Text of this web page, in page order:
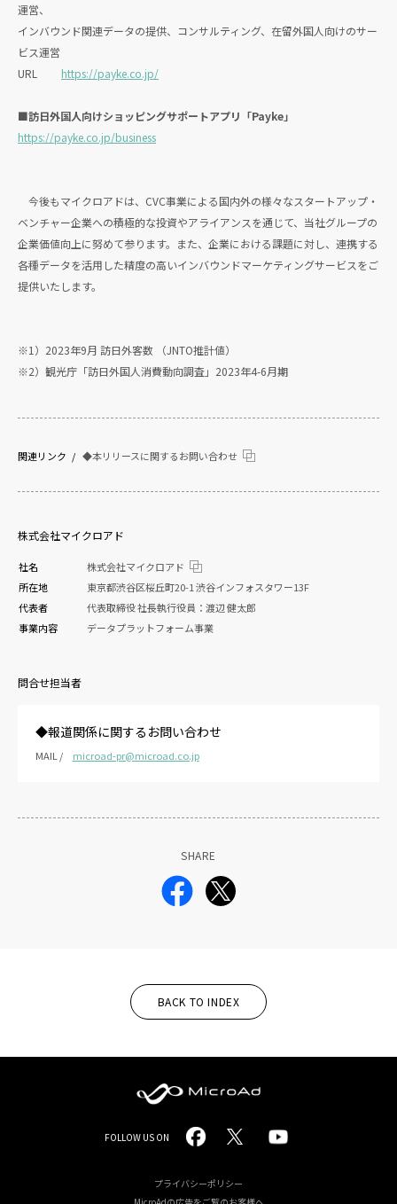
運営、
インバウンド関連データの提供、コンサルティング、在留外国人向けのサー
ビス運営
URL https://payke.co.jp/
■訪日外国人向けショッピングサポートアプリ「Payke」
https://payke.co.jp/business
今後もマイクロアドは、CVC事業による国内外の様々なスタートアップ・
ベンチャー企業への積極的な投資やアライアンスを通じて、当社グループの
企業価値向上に努めて参ります。また、企業における課題に対し、連携する
各種データを活用した精度の高いインバウンドマーケティングサービスをご
提供いたします。
※1）2023年9月 訪日外客数 （JNTO推計値）
※2）観光庁「訪日外国人消費動向調査」2023年4-6月期
関連リンク ◆本リリースに関するお問い合わせ
株式会社マイクロアド
社名
株式会社マイクロアド
所在地
東京都渋谷区桜丘町20-1 渋谷インフォスタワー13F
代表者
代表取締役 社長執行役員：渡辺 健太郎
事業内容
データプラットフォーム事業
問合せ担当者
◆報道関係に関するお問い合わせ
MAIL / microad-pr@microad.co.jp
SHARE
BACK TO INDEX
MicroAd
-
Redesigning
FOLLOW US ON
プライバシーポリシー